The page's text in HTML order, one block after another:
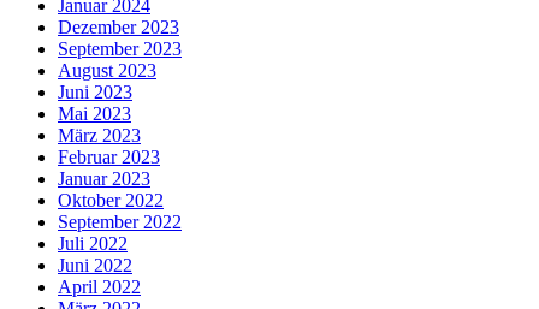
Januar 2024
Dezember 2023
September 2023
August 2023
Juni 2023
Mai 2023
März 2023
Februar 2023
Januar 2023
Oktober 2022
September 2022
Juli 2022
Juni 2022
April 2022